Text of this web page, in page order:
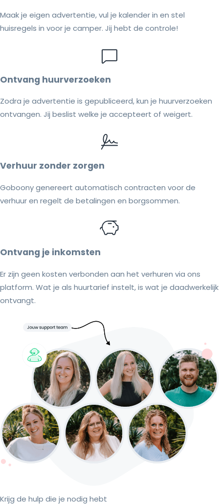
Maak je eigen advertentie, vul je kalender in en stel
huisregels in voor je camper. Jij hebt de controle!
Ontvang huurverzoeken
Zodra je advertentie is gepubliceerd, kun je huurverzoeken
ontvangen. Jij beslist welke je accepteert of weigert.
Verhuur zonder zorgen
Goboony genereert automatisch contracten voor de
verhuur en regelt de betalingen en borgsommen.
Ontvang je inkomsten
Er zijn geen kosten verbonden aan het verhuren via ons
platform. Wat je als huurtarief instelt, is wat je daadwerkelijk
ontvangt.
Krijg de hulp die je nodig hebt